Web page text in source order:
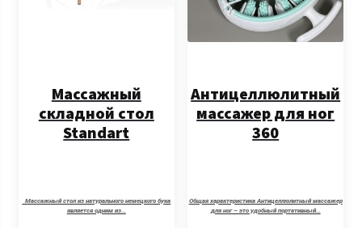
Массажный
складной стол
Standart
Массажный стол из натурального немецкого бука
является одним из…
Антицеллюлитный
массажер для ног
360
Общая характеристика Антицеллюлитный массажер
для ног – это удобный портативный…